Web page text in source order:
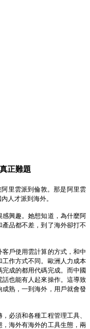
正難題
阿里雲派到倫敦。那是阿里雲
人才派到海外。
興趣。她想知道，為什麼阿
品都不差，到了海外卻打不
戶使用雲計算的方式，和中
作方式不同。歐洲人力成本
成的都用代碼完成。而中國
也能有人起來操作。這導致
熟，一到海外，用戶就會發
必須和各種工程管理工具、
海外有海外的工具生態，兩